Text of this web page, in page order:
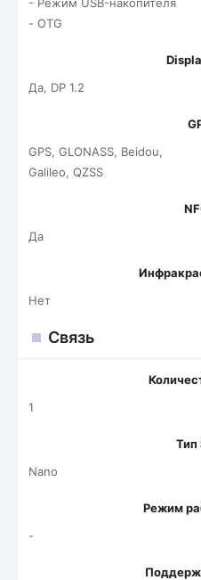
- OTG
Да, DP 1.2
GPS, GLONASS, Beidou,
Galileo, QZSS
Да
Нет
Связь
1
Тип
Nano
Режим
-